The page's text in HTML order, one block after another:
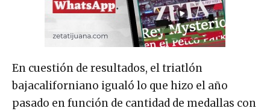
En cuestión de resultados, el triatlón
bajacaliforniano igualó lo que hizo el año
pasado en función de cantidad de medallas con